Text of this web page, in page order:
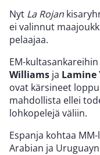
Nyt La Rojan
ei valinnut
pelaajaa.
EM-
Williams ja Lamine
ovat kärsineet
mahdollista ellei
lohkopelejä väliin.
Espanja kohtaa
Arabian ja